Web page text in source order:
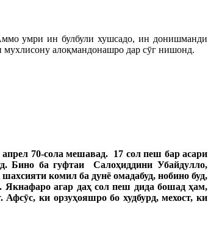
умри ин булбули хушсадо, ин донишманди
мухлисону алоқмандонашро дар сӯг нишонд.
70-сола мешавад. 17 сол пеш бар асари
Бино ба гуфтаи Салоҳиддини Убайдулло,
шахсияти комил ба дунё омадабуд, нобино буд,
. Якнафаро агар даҳ сол пеш дида бошадҳам,
. Афсӯс, ки орзуҳояшро бо худбурд,мехост,ки